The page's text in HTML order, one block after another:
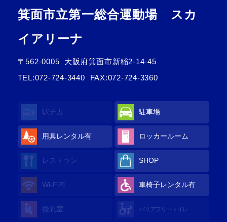
箕面市立第一総合運動場 スカ
イアリーナ
〒562-0005
大阪府箕面市新稲2-14-45
TEL:072-724-3440 FAX:072-724-3360
駅チカ 駐車場
用具レンタル有 ロッカールーム
レストラン SHOP
Wi-Fi有 車椅子レンタル有
授乳室 バリアフリートイレ